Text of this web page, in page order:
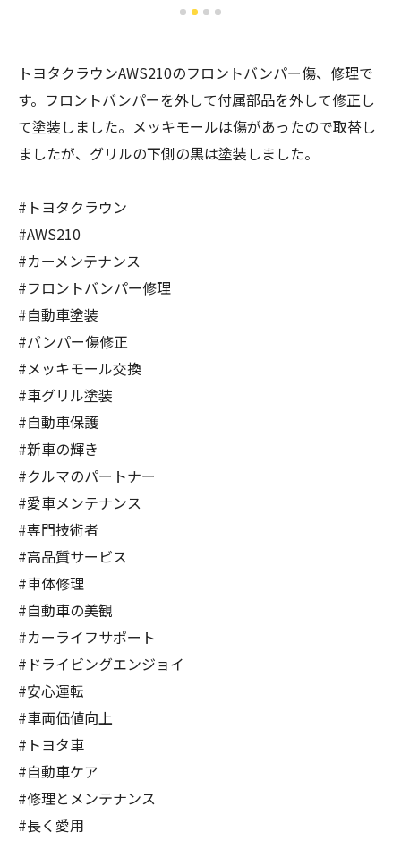
トヨタクラウンAWS210のフロントバンパー傷、修理で
す。フロントバンパーを外して付属部品を外して修正し
て塗装しました。メッキモールは傷があったので取替し
ましたが、グリルの下側の黒は塗装しました。
#トヨタクラウン
#AWS210
#カーメンテナンス
#フロントバンパー修理
#自動車塗装
#バンパー傷修正
#メッキモール交換
#車グリル塗装
#自動車保護
#新車の輝き
#クルマのパートナー
#愛車メンテナンス
#専門技術者
#高品質サービス
#車体修理
#自動車の美観
#カーライフサポート
#ドライビングエンジョイ
#安心運転
#車両価値向上
#トヨタ車
#自動車ケア
#修理とメンテナンス
#長く愛用